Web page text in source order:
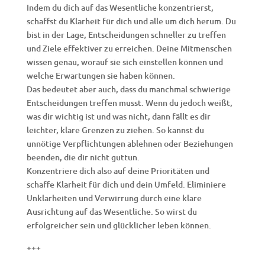
Indem du dich auf das Wesentliche konzentrierst,
schaffst du Klarheit für dich und alle um dich herum. Du
bist in der Lage, Entscheidungen schneller zu treffen
und Ziele effektiver zu erreichen. Deine Mitmenschen
wissen genau, worauf sie sich einstellen können und
welche Erwartungen sie haben können.
Das bedeutet aber auch, dass du manchmal schwierige
Entscheidungen treffen musst. Wenn du jedoch weißt,
was dir wichtig ist und was nicht, dann fällt es dir
leichter, klare Grenzen zu ziehen. So kannst du
unnötige Verpflichtungen ablehnen oder Beziehungen
beenden, die dir nicht guttun.
Konzentriere dich also auf deine Prioritäten und
schaffe Klarheit für dich und dein Umfeld. Eliminiere
Unklarheiten und Verwirrung durch eine klare
Ausrichtung auf das Wesentliche. So wirst du
erfolgreicher sein und glücklicher leben können.
+++